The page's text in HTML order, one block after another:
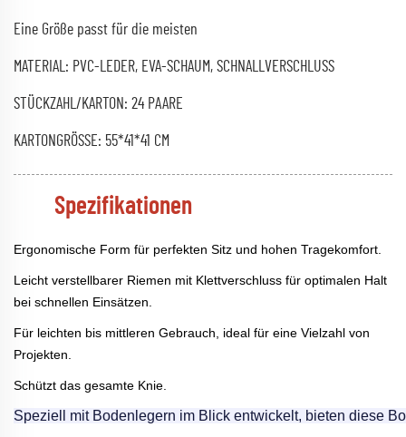
Eine Größe passt für die meisten
MATERIAL: PVC-LEDER, EVA-SCHAUM, SCHNALLVERSCHLUSS
STÜCKZAHL/KARTON: 24 PAARE
KARTONGRÖSSE: 55*41*41 CM
Spezifikationen
Ergonomische Form für perfekten Sitz und hohen Tragekomfort.
Leicht verstellbarer Riemen mit Klettverschluss für optimalen Halt
bei schnellen Einsätzen.
Für leichten bis mittleren Gebrauch, ideal für eine Vielzahl von
Projekten.
Schützt das gesamte Knie.
Speziell mit Bodenlegern im Blick entwickelt, bieten diese